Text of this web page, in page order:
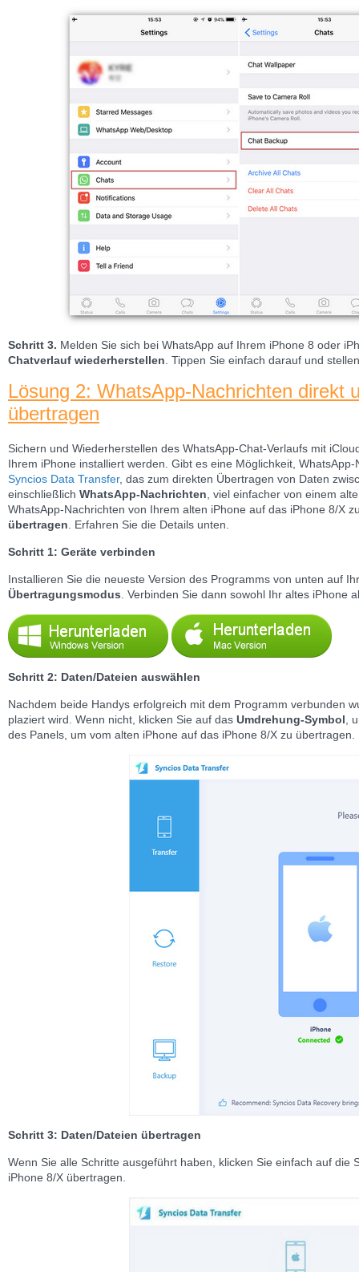
Schritt 3. Melden Sie sich bei WhatsApp auf Ihrem iPhone 8 oder
Chatverlauf wiederherstellen . Tippen Sie einfach darauf und
Lösung 2: WhatsApp-Nachrichten direkt
übertragen
Sichern und Wiederherstellen des WhatsApp-Chat-Verlaufs mit
Ihrem iPhone installiert werden. Gibt es eine Möglichkeit,
Syncios Data Transfer, das zum direkten Übertragen von Daten
einschließlich WhatsApp-Nachrichten , viel einfacher von einem
WhatsApp-Nachrichten von Ihrem alten iPhone auf das iPhone 8/X
übertragen . Erfahren Sie die Details unten.
Schritt 1: Geräte verbinden
Installieren Sie die neueste Version des Programms von unten auf
Übertragungsmodus . Verbinden Sie dann sowohl Ihr altes
Schritt 2: Daten/Dateien auswählen
Nachdem beide Handys erfolgreich mit dem Programm verbunden
plaziert wird. Wenn nicht, klicken Sie auf das Umdrehung-Symbol ,
des Panels, um vom alten iPhone auf das iPhone 8/X zu übertragen.
Schritt 3: Daten/Dateien übertragen
Wenn Sie alle Schritte ausgeführt haben, klicken Sie einfach auf die
iPhone 8/X übertragen.